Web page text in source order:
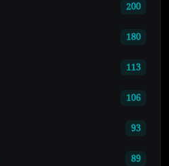
200
180
113
106
93
89